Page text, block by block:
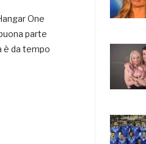
One
parte
è da tempo